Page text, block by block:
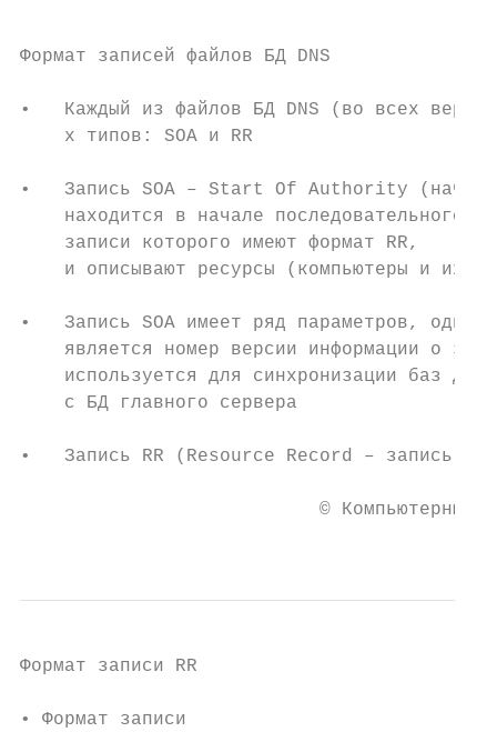
Формат записей файлов БД DNS
•   Каждый из файлов БД DNS (во всех
    х типов: SOA и RR
•   Запись SOA – Start Of Authority (начало
находится в начале последовательного
    записи которого имеют формат RR,
и описывают ресурсы (компьютеры и их
•   Запись SOA имеет ряд параметров, одним
является номер версии информации о
используется для синхронизации баз
    с БД главного сервера
•   Запись RR (Resource Record – запись о
© Компьютерные
Формат записи RR
• Формат записи